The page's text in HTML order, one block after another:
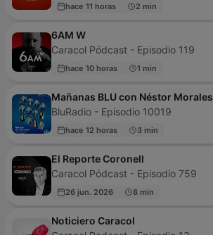
hace 11 horas 2 min
6AM W
Caracol Pódcast - Episodio 119
hace 10 horas 1 min
Mañanas BLU con Néstor Morales
BluRadio - Episodio 10019
hace 12 horas 3 min
El Reporte Coronell
Caracol Pódcast - Episodio 759
26 jun. 2026 8 min
Noticiero Caracol